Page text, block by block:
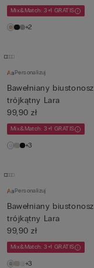
Mix&Match: 3+1 GRATIS
+2
Personalizuj
Bawełniany biustonosz
trójkątny Lara
99,90 zł
Mix&Match: 3+1 GRATIS
+3
Personalizuj
Bawełniany biustonosz
trójkątny Lara
99,90 zł
Mix&Match: 3+1 GRATIS
+3